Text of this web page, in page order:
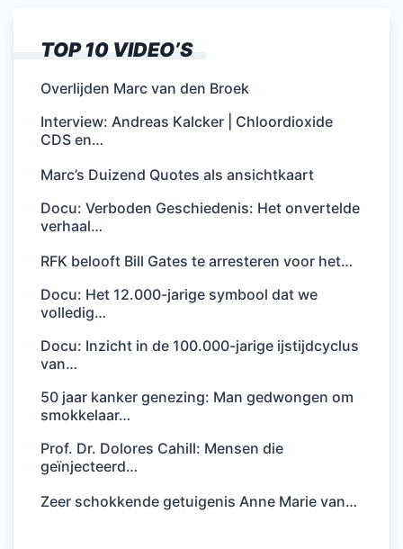
TOP 10 VIDEO’S
Overlijden Marc van den Broek
Interview: Andreas Kalcker | Chloordioxide
CDS en…
Marc’s Duizend Quotes als ansichtkaart
Docu: Verboden Geschiedenis: Het onvertelde
verhaal…
RFK belooft Bill Gates te arresteren voor het…
Docu: Het 12.000-jarige symbool dat we
volledig…
Docu: Inzicht in de 100.000-jarige ijstijdcyclus
van…
50 jaar kanker genezing: Man gedwongen om
smokkelaar…
Prof. Dr. Dolores Cahill: Mensen die
geïnjecteerd…
Zeer schokkende getuigenis Anne Marie van…